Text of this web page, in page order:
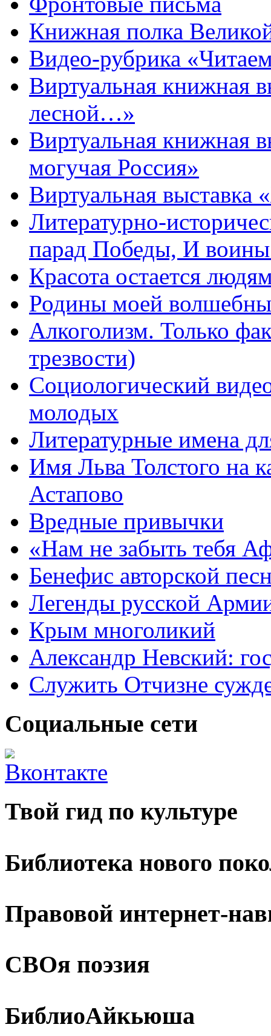
Книжная полка
Видео-рубрика
Виртуальная книжная
лесной…»
Виртуальная книжная
могучая Россия»
Виртуальная
Литературно-
парад Победы, И
Красота остается
Родины моей
Алкоголизм. Только
трезвости)
Социологический
молодых
Литературные имена
Имя Льва Толстого на
Астапово
Вредные привычки
«Нам не забыть тебя
Бенефис авторской
Легенды русской
Крым многоликий
Александр Невский:
Служить Отчизне
Социальные сети
Твой гид по культуре
Библиотека нового
Правовой интернет-
СВОя поэзия
БиблиоАйкьюша